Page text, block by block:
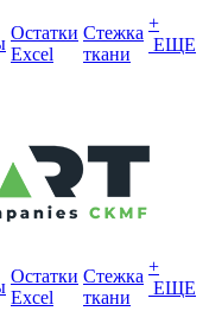
Остатки
Excel
Стежка
ткани
+
ЕЩЕ
Остатки
Excel
Стежка
ткани
+
ЕЩЕ